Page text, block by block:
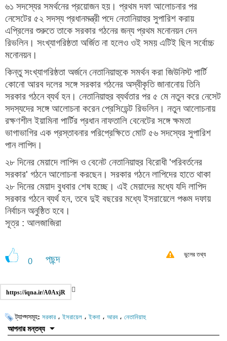
৬১ সদস্যের সমর্থনের প্রয়োজন হয়। প্রথম দফা আলোচনার পর
নেসেটের ৫২ সদস্য প্রধানমন্ত্রী পদে নেতানিয়াহুর সুপারিশ করায়
এপ্রিলের শুরুতে তাকে সরকার গঠনের জন্য প্রথম মনোনয়ন দেন
রিভলিন। সংখ্যাগরিষ্ঠতা অর্জিত না হলেও ওই সময় এটিই ছিল সর্বোচ্চ
মনোনয়ন।
কিন্তু সংখ্যাগরিষ্ঠতা অর্জনে নেতানিয়াহুকে সমর্থন করা জিউনিস্ট পার্টি
কোনো আরব দলের সঙ্গে সরকার গঠনের অস্বীকৃতি জানানোয় তিনি
সরকার গঠনে ব্যর্থ হন। নেতানিয়াহুর ব্যর্থতার পর ৫ মে নতুন করে নেসেট
সদস্যদের সঙ্গে আলোচনা করেন প্রেসিডেন্ট রিভলিন। নতুন আলোচনায়
রক্ষণশীল ইয়ামিনা পার্টির প্রধান নাফতালি বেনেটের সঙ্গে ক্ষমতা
ভাগাভাগির এক প্রস্তাবনার পরিপ্রেক্ষিতে মোট ৫৬ সদস্যের সুপারিশ
পান লাপিদ।
২৮ দিনের মেয়াদে লাপিদ ও বেনেট নেতানিয়াহুর বিরোধী 'পরিবর্তনের
সরকার' গঠনে আলোচনা করছেন। সরকার গঠনে লাপিদের হাতে থাকা
২৮ দিনের মেয়াদ বুধবার শেষ হচ্ছে। এই মেয়াদের মধ্যে যদি লাপিদ
সরকার গঠনে ব্যর্থ হন, তবে দুই বছরের মধ্যে ইসরায়েলে পঞ্চম দফায়
নির্বাচন অনুষ্ঠিত হবে।
সূত্র : আলজাজিরা
0 পছন্দ ভুলের তথ্য
https://iqna.ir/A0AxjR
ট্যাগ্সসমূহ: সরকার ،ইসরায়েল ،ইকনা ، আরব ، নেতানিয়াহু
আপনার মন্তব্য